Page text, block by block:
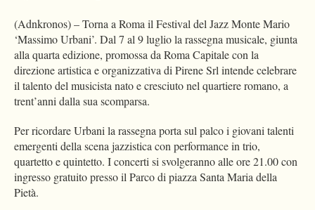
(Adnkronos) – Torna a Roma il Festival del Jazz Monte Mario
‘Massimo Urbani’. Dal 7 al 9 luglio la rassegna musicale, giunta
alla quarta edizione, promossa da Roma Capitale con la
direzione artistica e organizzativa di Pirene Srl intende celebrare
il talento del musicista nato e cresciuto nel quartiere romano, a
trent’anni dalla sua scomparsa.
Per ricordare Urbani la rassegna porta sul palco i giovani talenti
emergenti della scena jazzistica con performance in trio,
quartetto e quintetto. I concerti si svolgeranno alle ore 21.00 con
ingresso gratuito presso il Parco di piazza Santa Maria della
Pietà.